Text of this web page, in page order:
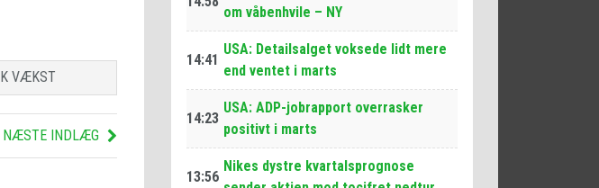
VÆKST
NÆSTE INDLÆG
om våbenhvile – NY
14:41
USA: Detailsalget voksede lidt mere
end ventet i marts
14:23
USA: ADP-jobrapport overrasker
positivt i marts
13:56
Nikes dystre kvartalsprognose